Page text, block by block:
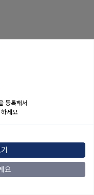
등록해서
세요
요